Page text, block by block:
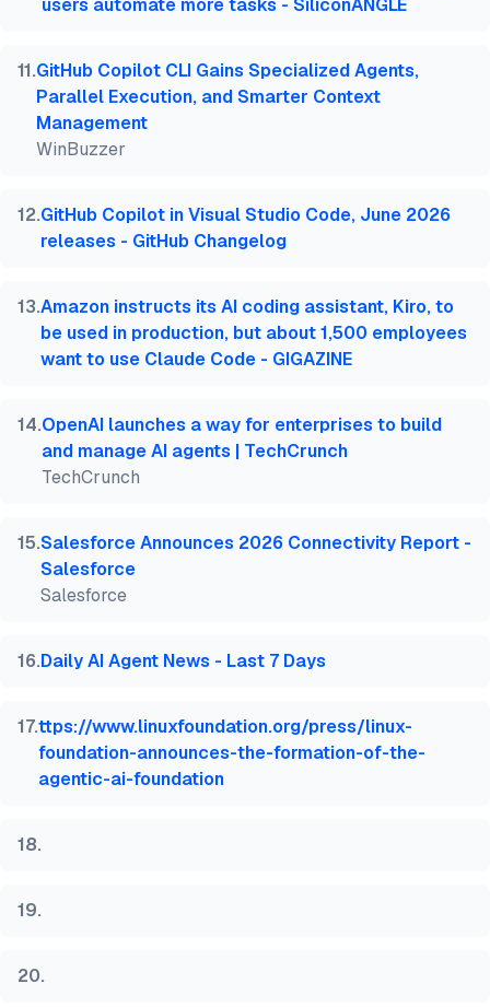
users automate more tasks - SiliconANGLE
11.GitHub Copilot CLI Gains Specialized Agents,
Parallel Execution, and Smarter Context
Management
WinBuzzer
12.GitHub Copilot in Visual Studio Code, June 2026
releases - GitHub Changelog
13.Amazon instructs its AI coding assistant, Kiro, to
be used in production, but about 1,500 employees
want to use Claude Code - GIGAZINE
14.OpenAI launches a way for enterprises to build
and manage AI agents | TechCrunch
TechCrunch
15.Salesforce Announces 2026 Connectivity Report -
Salesforce
Salesforce
16.Daily AI Agent News - Last 7 Days
17.ttps://www.linuxfoundation.org/press/linux-
foundation-announces-the-formation-of-the-
agentic-ai-foundation
18.
19.
20.